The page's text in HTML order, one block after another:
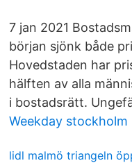
7 jan 2021
början sjönk både
Hovedstaden har
hälften av alla
i bostadsrätt.
Weekday stockholm
lidl malmö triangeln